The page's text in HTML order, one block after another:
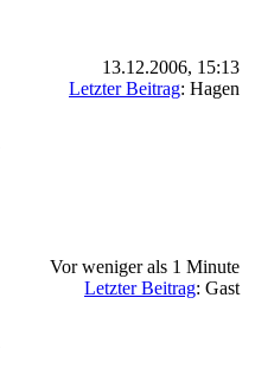
13.12.2006, 15:13
Letzter Beitrag: Hagen
Vor weniger als 1 Minute
Letzter Beitrag: Gast